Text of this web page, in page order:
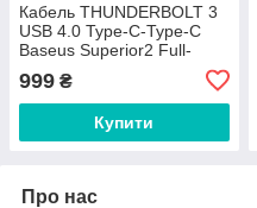
Кабель THUNDERBOLT 3
USB 4.0 Type-C-Type-C
Baseus Superior2 Full-
Function (40Gbps, 240W,
8K@60HZ, 1.8m). White
999 ₴
Купити
Про нас